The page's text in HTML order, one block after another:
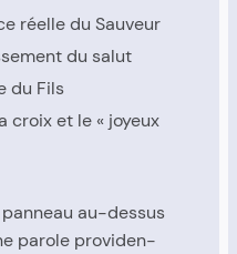
réelle du Sau­veur
du salut
du Fils
croix et le « joyeux
pan­neau au-des­sus
parole pro­vi­den­